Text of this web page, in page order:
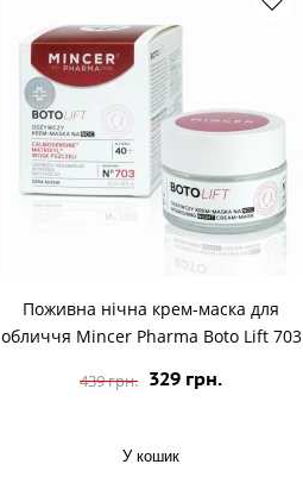
Поживна нічна крем-маска для
обличчя Mincer Pharma Boto Lift 703
439 грн. 329 грн.
У кошик